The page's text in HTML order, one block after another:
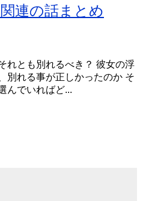
連の話まとめ
れとも別れるべき？ 彼女の浮
別れる事が正しかったのか そ
んでいればど...